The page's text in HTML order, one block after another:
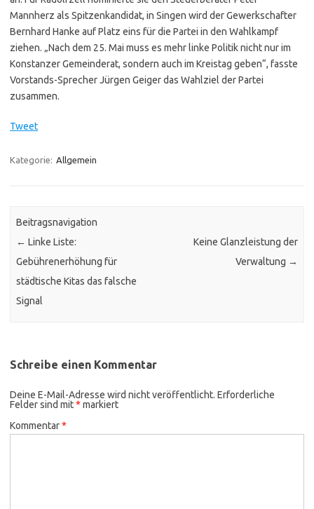
Mannherz als Spitzenkandidat, in Singen wird der Gewerkschafter
Bernhard Hanke auf Platz eins für die Partei in den Wahlkampf
ziehen. „Nach dem 25. Mai muss es mehr linke Politik nicht nur im
Konstanzer Gemeinderat, sondern auch im Kreistag geben“, fasste
Vorstands-Sprecher Jürgen Geiger das Wahlziel der Partei
zusammen.
Tweet
Kategorie: Allgemein
Beitragsnavigation
← Linke Liste:
Gebührenerhöhung für
städtische Kitas das falsche
Signal
Keine Glanzleistung der
Verwaltung →
Schreibe einen Kommentar
Deine E-Mail-Adresse wird nicht veröffentlicht. Erforderliche
Felder sind mit* markiert
Kommentar*